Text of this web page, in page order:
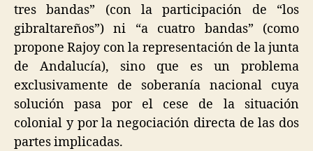
tres bandas” (con la participación de “los
gibraltareños”) ni “a cuatro bandas” (como
propone Rajoy con la representación de la junta
de Andalucía), sino que es un problema
exclusivamente de soberanía nacional cuya
solución pasa por el cese de la situación
colonial y por la negociación directa de las dos
partes implicadas.